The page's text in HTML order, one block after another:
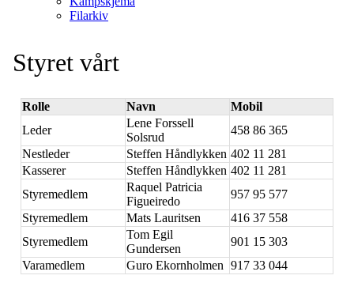
Filarkiv
Styret vårt
Rolle Navn
Mobil
Leder
Lene Forssell
Solsrud
458 86 365
Nestleder
Steffen Håndlykken 402 11 281
Kasserer
Steffen Håndlykken 402 11 281
Styremedlem
Raquel Patricia
Figueiredo
957 95 577
Styremedlem
Mats Lauritsen
416 37 558
Styremedlem
Tom Egil
Gundersen
901 15 303
Varamedlem
Guro Ekornholmen 917 33 044